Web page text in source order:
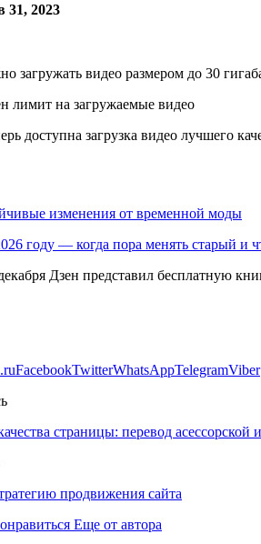
31, 2023
загружать видео размером до 30
доступна загрузка видео лучшего
изменения от временной моды
году — когда пора менять старый и
Дзен представил бесплатную
FacebookTwitterWhatsAppTelegramViber
страницы: перевод асессорской
продвижения сайта
Еще от автора